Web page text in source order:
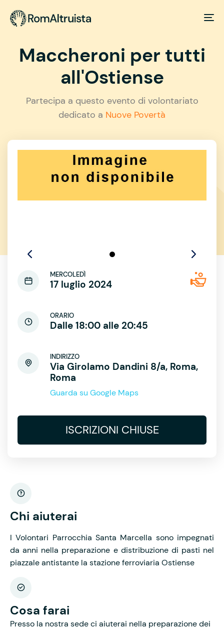
Maccheroni per tutti
all'Ostiense
Partecipa a questo evento di volontariato
dedicato a Nuove Povertà
MERCOLEDÌ
17 luglio 2024
ORARIO
Dalle 18:00 alle 20:45
INDIRIZZO
Via Girolamo Dandini 8/a, Roma,
Roma
Guarda su Google Maps
ISCRIZIONI CHIUSE
Chi aiuterai
I Volontari Parrocchia Santa Marcella sono impegnati
da anni nella preparazione e distribuzione di pasti nel
piazzale antistante la stazione ferroviaria Ostiense
Cosa farai
Presso la nostra sede ci aiuterai nella preparazione dei